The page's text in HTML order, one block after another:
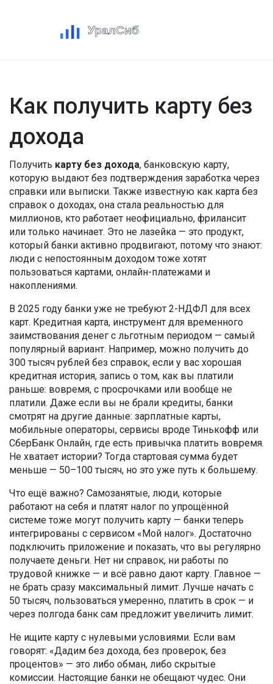
Как получить карту без
дохода
Получить карту без дохода, банковскую карту,
которую выдают без подтверждения заработка через
справки или выписки. Также известную как карта без
справок о доходах, она стала реальностью для
миллионов, кто работает неофициально, фрилансит
или только начинает. Это не лазейка — это продукт,
который банки активно продвигают, потому что знают:
люди с непостоянным доходом тоже хотят
пользоваться картами, онлайн-платежами и
накоплениями.
В 2025 году банки уже не требуют 2-НДФЛ для всех
карт. Кредитная карта, инструмент для временного
заимствования денег с льготным периодом — самый
популярный вариант. Например, можно получить до
300 тысяч рублей без справок, если у вас хорошая
кредитная история, запись о том, как вы платили
раньше: вовремя, с просрочками или вообще не
платили. Даже если вы не брали кредиты, банки
смотрят на другие данные: зарплатные карты,
мобильные операторы, сервисы вроде Тинькофф или
СберБанк Онлайн, где есть привычка платить вовремя.
Не хватает истории? Тогда стартовая сумма будет
меньше — 50–100 тысяч, но это уже путь к большему.
Что ещё важно? Самозанятые, люди, которые
работают на себя и платят налог по упрощённой
системе тоже могут получить карту — банки теперь
интегрированы с сервисом «Мой налог». Достаточно
подключить приложение и показать, что вы регулярно
получаете деньги. Нет ни справок, ни работы по
трудовой книжке — и всё равно дают карту. Главное —
не брать сразу максимальный лимит. Лучше начать с
50 тысяч, пользоваться умеренно, платить в срок — и
через полгода банк сам предложит увеличить лимит.
Не ищите карту с нулевыми условиями. Если вам
говорят: «Дадим без дохода, без проверок, без
процентов» — это либо обман, либо скрытые
комиссии. Настоящие банки не обещают чудес. Они